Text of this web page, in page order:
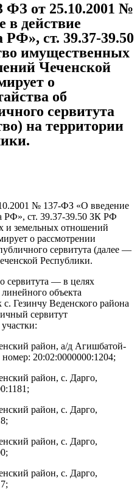
ФЗ от 25.10.2001 №
в действие
РФ», ст. 39.37-39.50
имущественных
Чеченской
о
об
сервитута
на территории
№ 137-ФЗ «О введение
РФ», ст. 39.37-39.50 ЗК РФ
и земельных отношений
о рассмотрении
сервитута (далее —
Республики.
сервитута — в целях
объекта
Гезинчу Веденского района
сервитут
район, а/д Агишбатой-
20:02:0000000:1204;
район, с. Дарго,
район, с. Дарго,
район, с. Дарго,
район, с. Дарго,